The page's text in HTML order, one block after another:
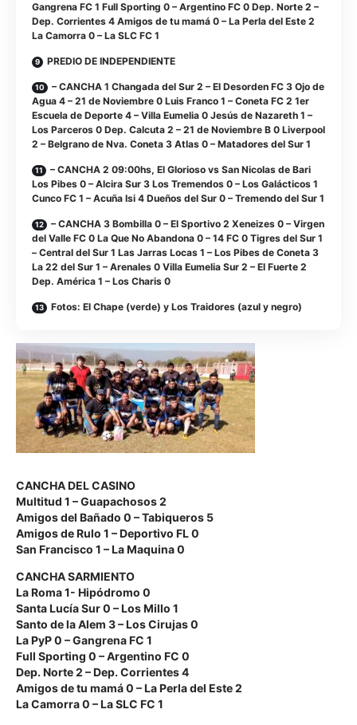
Gangrena FC 1 Full Sporting 0 – Argentino FC 0 Dep. Norte 2 –
Dep. Corrientes 4 Amigos de tu mamá 0 – La Perla del Este 2
La Camorra 0 – La SLC FC 1
PREDIO DE INDEPENDIENTE
– CANCHA 1 Changada del Sur 2 – El Desorden FC 3 Ojo de
Agua 4 – 21 de Noviembre 0 Luis Franco 1 – Coneta FC 2 1er
Escuela de Deporte 4 – Villa Eumelia 0 Jesús de Nazareth 1 –
Los Parceros 0 Dep. Calcuta 2 – 21 de Noviembre B 0 Liverpool
2 – Belgrano de Nva. Coneta 3 Atlas 0 – Matadores del Sur 1
– CANCHA 2 09:00hs, El Glorioso vs San Nicolas de Bari
Los Pibes 0 – Alcira Sur 3 Los Tremendos 0 – Los Galácticos 1
Cunco FC 1 – Acuña Isi 4 Dueños del Sur 0 – Tremendo del Sur 1
– CANCHA 3 Bombilla 0 – El Sportivo 2 Xeneizes 0 – Virgen
del Valle FC 0 La Que No Abandona 0 – 14 FC 0 Tigres del Sur 1
– Central del Sur 1 Las Jarras Locas 1 – Los Pibes de Coneta 3
La 22 del Sur 1 – Arenales 0 Villa Eumelia Sur 2 – El Fuerte 2
Dep. América 1 – Los Charis 0
Fotos: El Chape (verde) y Los Traidores (azul y negro)
CANCHA DEL CASINO
Multitud 1 – Guapachosos 2
Amigos del Bañado 0 – Tabiqueros 5
Amigos de Rulo 1 – Deportivo FL 0
San Francisco 1 – La Maquina 0
CANCHA SARMIENTO
La Roma 1- Hipódromo 0
Santa Lucía Sur 0 – Los Millo 1
Santo de la Alem 3 – Los Cirujas 0
La PyP 0 – Gangrena FC 1
Full Sporting 0 – Argentino FC 0
Dep. Norte 2 – Dep. Corrientes 4
Amigos de tu mamá 0 – La Perla del Este 2
La Camorra 0 – La SLC FC 1